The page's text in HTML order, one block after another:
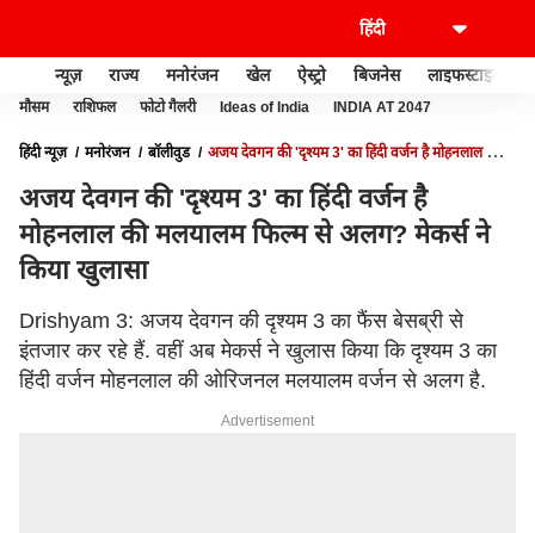
न्यूज़ राज्य मनोरंजन खेल ऐस्ट्रो बिजनेस लाइफस्टाइल
मौसम राशिफल फोटो गैलरी Ideas of India INDIA AT 2047
हिंदी न्यूज़ मनोरंजन बॉलीवुड
अजय देवगन की 'दृश्यम 3' का हिंदी वर्जन है मोहनलाल की
अजय देवगन की 'दृश्यम 3' का हिंदी वर्जन है
मोहनलाल की मलयालम फिल्म से अलग? मेकर्स ने
किया खुलासा
Drishyam 3: अजय देवगन की दृश्यम 3 का फैंस बेसब्री से
इंतजार कर रहे हैं. वहीं अब मेकर्स ने खुलास किया कि दृश्यम 3 का
हिंदी वर्जन मोहनलाल की ओरिजनल मलयालम वर्जन से अलग है.
Advertisement